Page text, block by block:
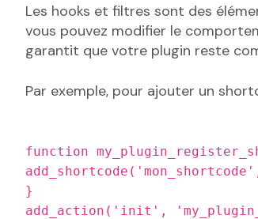
Les hooks et filtres sont des
vous pouvez modifier le
garantit que votre plugin reste
Par exemple, pour ajouter un
function
}
add_action('init',